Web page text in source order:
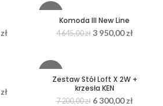
zł
Komoda III New Line
4 645,00zł 3 950,00zł
zł
HOT
Zestaw Stół Loft X 2W +
krzesła KEN
7 200,00zł 6 300,00zł